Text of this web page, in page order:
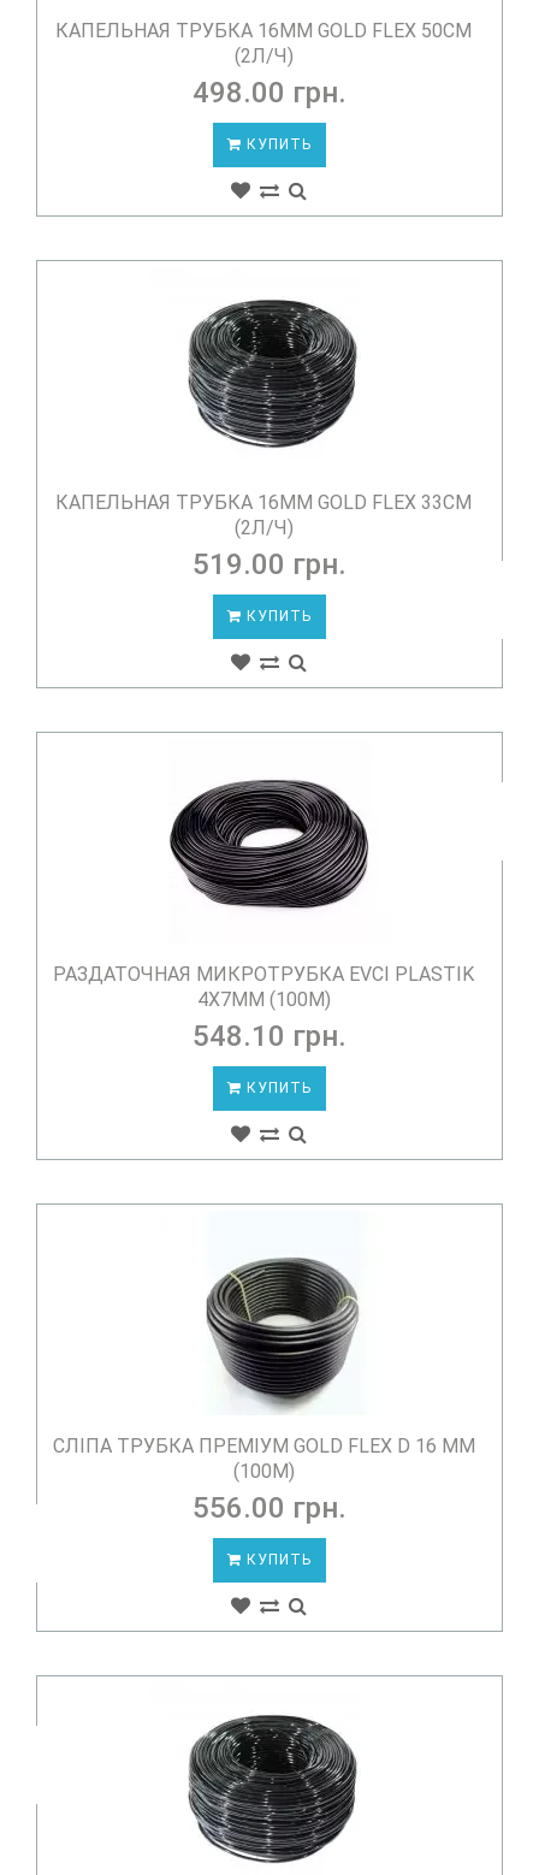
КАПЕЛЬНАЯ ТРУБКА 16ММ GOLD FLEX 50СМ
(2Л/Ч)
498.00 грн.
КУПИТЬ
КАПЕЛЬНАЯ ТРУБКА 16ММ GOLD FLEX 33СМ
(2Л/Ч)
519.00 грн.
КУПИТЬ
РАЗДАТОЧНАЯ МИКРОТРУБКА EVCI PLASTIK
4Х7ММ (100М)
548.10 грн.
КУПИТЬ
СЛІПА ТРУБКА ПРЕМІУМ GOLD FLEX D 16 ММ
(100М)
556.00 грн.
КУПИТЬ